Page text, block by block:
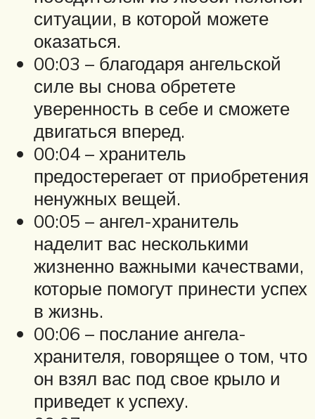
ситуации, в которой можете
оказаться.
00:03 – благодаря ангельской
силе вы снова обретете
уверенность в себе и сможете
двигаться вперед.
00:04 – хранитель
предостерегает от приобретения
ненужных вещей.
00:05 – ангел-хранитель
наделит вас несколькими
жизненно важными качествами,
которые помогут принести успех
в жизнь.
00:06 – послание ангела-
хранителя, говорящее о том, что
он взял вас под свое крыло и
приведет к успеху.